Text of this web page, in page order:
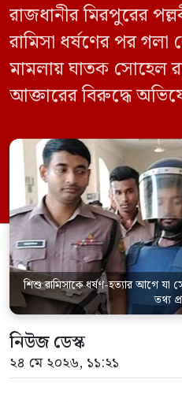
রাজধানীর মিরপুরের
রামিসা ধর্ষণের পর গলা
মামলায় ঘাতক সোহেল
আক্তারের বিরুদ্ধে
সেবন করেছিলেন বলে
জানিয়েছেন আসামি।
মামলার তদন্ত কর্মকর্তা
পরিদর্শক অহিদুজ্জামান
তিনি বলেন, […]
শিশু রামিসাকে ধর্ষণ-হত্যার আগে যা
তথ্য
নিউজ ডেস্ক
২৪ মে ২০২৬, ১১:২১